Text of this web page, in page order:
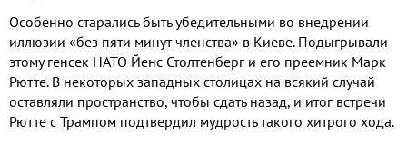
Особенно старались быть убедительными во внедрении
иллюзии «без пяти минут членства» в Киеве. Подыгрывали
этому генсек НАТО Йенс Столтенберг и его преемник Марк
Рютте. В некоторых западных столицах на всякий случай
оставляли пространство, чтобы сдать назад, и итог встречи
Рютте с Трампом подтвердил мудрость такого хитрого хода.